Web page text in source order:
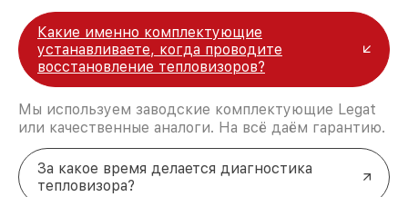
Какие именно комплектующие
устанавливаете, когда проводите
восстановление тепловизоров?
Мы используем заводские комплектующие Legat
или качественные аналоги. На всё даём гарантию.
За какое время делается диагностика
тепловизора?